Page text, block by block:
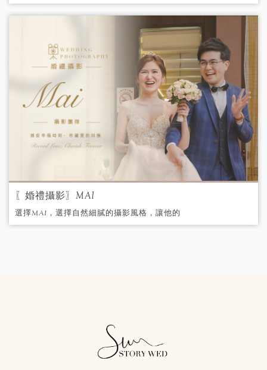
的祝福。 JASON能細膩捕捉到每個感動的瞬
作品，光彩鮮明的色調風格，讓照片充滿了
溫度，進而打動人心。
〖婚禮攝影〗MAI
選擇MAI，選擇自然細膩的攝影風格，讓他的
鏡頭為你們的愛情留下美麗的印記。